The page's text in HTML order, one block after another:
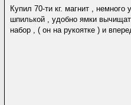
Купил 70-ти кг. магнит ,
шпилькой , удобно ямки
набор , ( он на рукоятке ) и